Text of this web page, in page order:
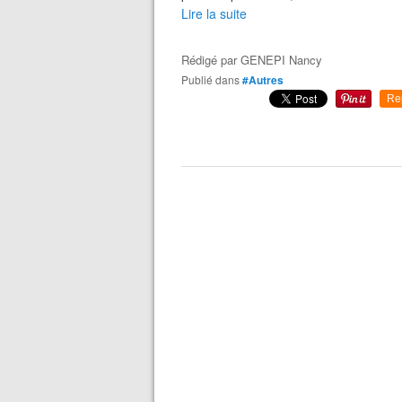
Lire la suite
Rédigé parGENEPI Nancy
Publié dans#Autres